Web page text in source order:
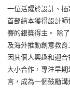
一位活躍於設計、
首部繪本獲得設計
賽的銀獎得主。 除
及海外推動創意教
因其個人興趣和迎
大小合作，專注早
言，成為一個鼓勵溝